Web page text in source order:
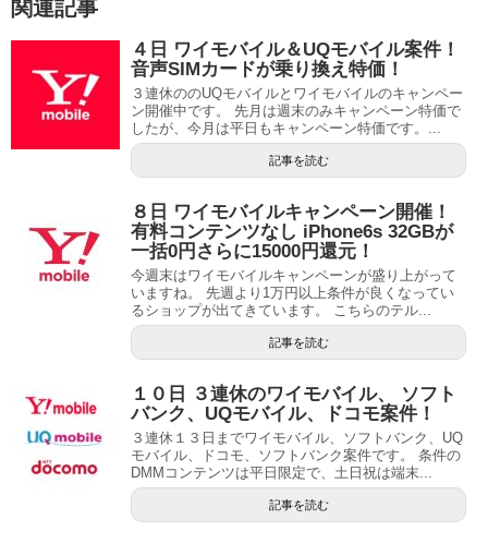
関連記事
４日 ワイモバイル＆UQモバイル案件！
音声SIMカードが乗り換え特価！
３連休ののUQモバイルとワイモバイルのキャンペー
ン開催中です。 先月は週末のみキャンペーン特価で
したが、今月は平日もキャンペーン特価です。...
記事を読む
８日 ワイモバイルキャンペーン開催！
有料コンテンツなし iPhone6s 32GBが
一括0円さらに15000円還元！
今週末はワイモバイルキャンペーンが盛り上がって
いますね。 先週より1万円以上条件が良くなってい
るショップが出てきています。 こちらのテル...
記事を読む
１０日 ３連休のワイモバイル、 ソフト
バンク、UQモバイル、ドコモ案件！
３連休１３日までワイモバイル、ソフトバンク、UQ
モバイル、ドコモ、ソフトバンク案件です。 条件の
DMMコンテンツは平日限定で、土日祝は端末...
記事を読む